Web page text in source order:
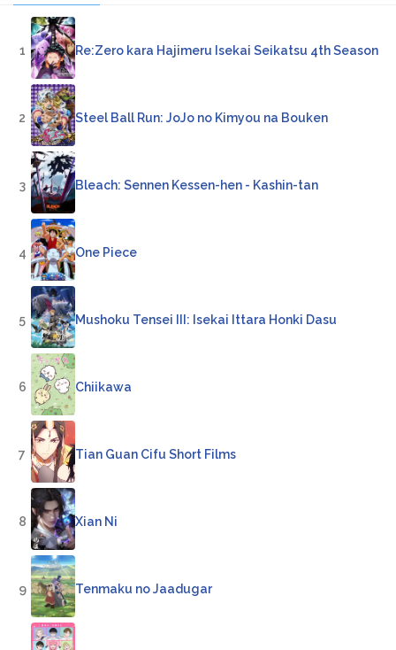
1 Re:Zero kara Hajimeru Isekai Seikatsu 4th Season
2 Steel Ball Run: JoJo no Kimyou na Bouken
3 Bleach: Sennen Kessen-hen - Kashin-tan
4 One Piece
5 Mushoku Tensei III: Isekai Ittara Honki Dasu
6 Chiikawa
7 Tian Guan Cifu Short Films
8 Xian Ni
9 Tenmaku no Jaadugar